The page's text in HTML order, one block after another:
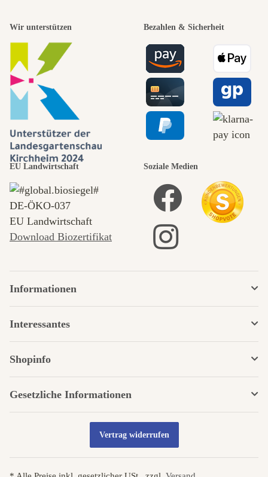
Wir unterstützen Bezahlen & Sicherheit
EU Landwirtschaft
DE‑ÖKO‑037
EU Landwirtschaft
Download Biozertifikat
Soziale Medien
Informationen
Interessantes
Shopinfo
Gesetzliche Informationen
Vertrag widerrufen